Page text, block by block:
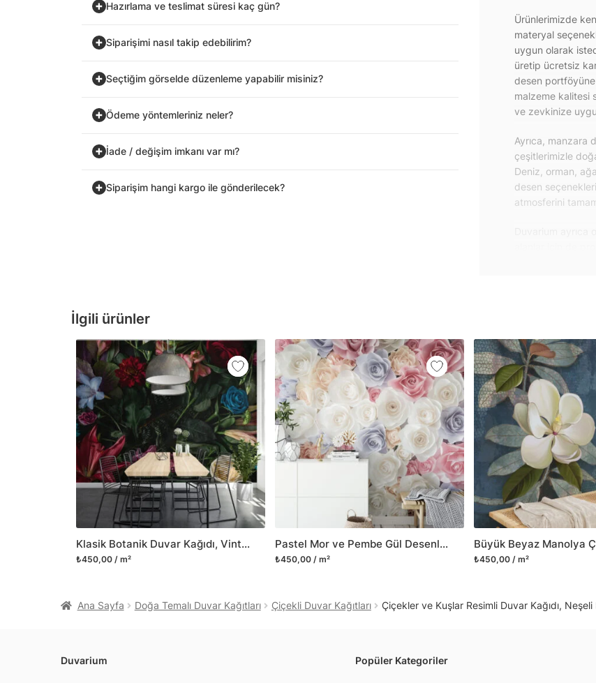
İlgili ürünler
Klasik Botanik Duvar Kağıdı, Vintage Çiçek ve Yapraklar, 3D Duvar Posteri
₺450,00 / m²
Pastel Mor ve Pembe Gül Desenli Duvar Kağıdı, Yatak Odası için Romantik Duvar Posteri
₺450,00 / m² ₺450,00 / m²
Hazırlama ve teslimat süresi kaç gün?
Siparişimi nasıl takip edebilirim?
Seçtiğim görselde düzenleme yapabilir misiniz?
Ödeme yöntemleriniz neler?
İade / değişim imkanı var mı?
Siparişim hangi kargo ile gönderilecek?
Ürünlerimizde
materyal
uygun olarak
üretip ücretsiz
desen portföyüne
malzeme kalitesi
ve zevkinize
Ayrıca, manzara
çeşitlerimizle
Deniz, orman,
desen
atmosferini
alanlar için de
yapışkanlı
folyolar
mobilyalarınıza
Yüzeyi düz olan
dayanıklı
bulabilirsiniz.
Duvarium,
kanvas tablo gibi
ve satışını
kritik dekorasyon
yelpazemizi
sıra yeni
Herhangi bir
geçebilirsiniz.
Ana Sayfa Doğa Temalı Duvar Kağıtları Çiçekli Duvar Kağıtları Çiçekler ve Kuşlar Resimli Duvar Kağıdı,
Duvarium Popüler Kategoriler